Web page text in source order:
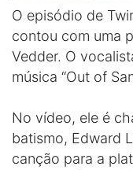
O episódio de
contou com uma
Vedder. O
música “Out of
No vídeo, ele é
batismo, Edward
canção para a